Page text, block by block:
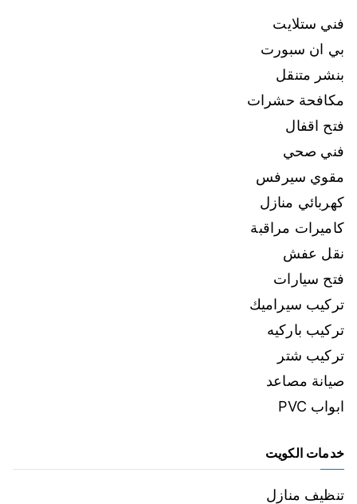
فني ستلايت
بي ان سبورت
بنشر متنقل
مكافحة حشرات
فتح اقفال
فني صحي
مقوي سيرفس
كهربائي منازل
كاميرات مراقبة
نقل عفش
فتح سيارات
تركيب سيراميك
تركيب باركيه
تركيب شتر
صيانة مصاعد
ابواب PVC
خدمات الكويت
تنظيف منازل